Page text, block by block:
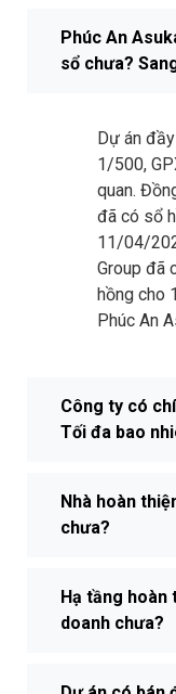
Phúc An
sổ chưa?
Dự án
1/500,
quan.
đã có sổ
11/04/
Group đã
hồng cho
Phúc An
Công ty có
Tối đa bao
Nhà hoàn
chưa?
Hạ tầng hoàn
doanh chưa?